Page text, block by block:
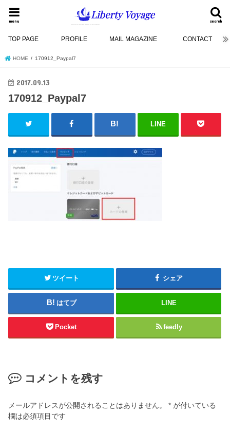
search
menu
TOP PAGE PROFILE MAIL MAGAZINE CONTACT
HOME 170912_Paypal7
2017.09.13
170912_Paypal7
LINE
ツイート シェア
はてブ LINE
Pocket feedly
コメントを残す
メールアドレスが公開されることはありません。 * が付いている
欄は必須項目です